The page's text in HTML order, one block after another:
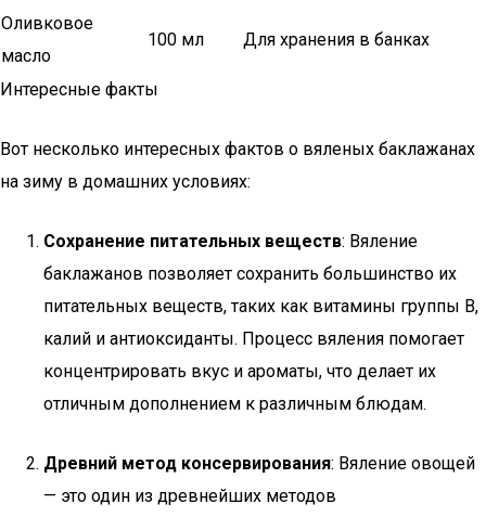
Оливковое
масло
100 мл Для хранения в банках
Интересные факты
Вот несколько интересных фактов о вяленых баклажанах
на зиму в домашних условиях:
Сохранение питательных веществ: Вяление
баклажанов позволяет сохранить большинство их
питательных веществ, таких как витамины группы B,
калий и антиоксиданты. Процесс вяления помогает
концентрировать вкус и ароматы, что делает их
отличным дополнением к различным блюдам.
Древний метод консервирования: Вяление овощей
— это один из древнейших методов